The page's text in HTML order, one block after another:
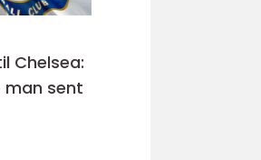
Chelsea:
man sent